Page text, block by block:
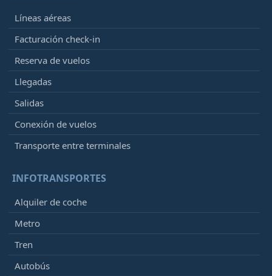
Líneas aéreas
Facturación check-in
Reserva de vuelos
Llegadas
Salidas
Conexión de vuelos
Transporte entre terminales
INFOTRANSPORTES
Alquiler de coche
Metro
Tren
Autobús